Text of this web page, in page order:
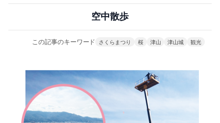
空中散歩
この記事のキーワード さくらまつり 桜 津山 津山城 観光